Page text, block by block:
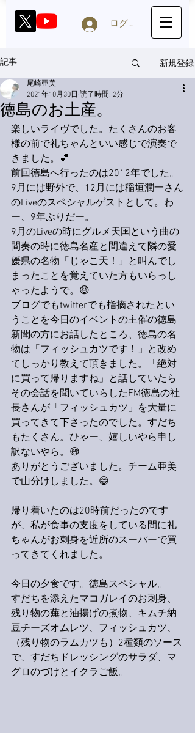
ログイン
記事 新規登録
徳島のお土産。
尾崎亜美
2021年10月30日 読了時間: 2分
楽しいライヴでした。たくさんのお客
様の前で礼ちゃんといい感じで演奏で
きました。💕
前回徳島へ行ったのは2012年でした。
9月には野外で、12月には稲垣潤一さん
のLiveのスペシャルゲストとして。わ
ー、9年ぶりだー。
9月のLiveの時にグルメ天国という曲の
間奏の時に徳島名産と間違えて隣の愛
媛県の名物「じゃこ天！」と叫んでし
まったことを覚えていた方もいらっし
ゃったようで。😆
ブログでもtwitterでも指摘されたとい
うことを今日のイベントの主催の徳島
新聞の方にお話したところ、徳島の名
物は「フィッシュカツです！」と改め
てしっかり教えて頂きました。「絶対
に買って帰りますね」と話していたら
その会話を聞いていらしたFM徳島の社
長さんが「フィッシュカツ」を大量に
買ってきて下さったのでした。すだち
もたくさん。ひゃー、嬉しいやら申し
訳ないやら。😅
ありがとうございました。チーム亜美
で山分けしました。😁
帰り着いたのは20時前だったのです
が、私が食事の支度をしている間に礼
ちゃんがお刺身を近所のスーパーで買
ってきてくれました。
今日の夕食です。徳島スペシャル。
すだちを添えたマコガレイのお刺身、
残り物の蕪と油揚げの煮物、キムチ納
豆チーズオムレツ、フィッシュカツ、
（残り物のラムカツも）2種類のソース
で、すだちドレッシングのサラダ、マ
グロのづけとイクラご飯。